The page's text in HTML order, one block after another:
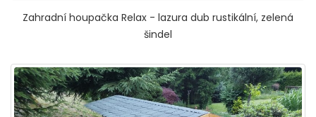
Zahradní houpačka Relax - lazura dub rustikální, zelená
šindel